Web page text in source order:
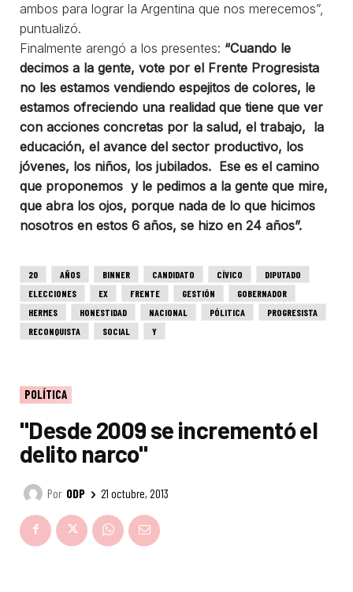
ambos para lograr la Argentina que nos merecemos”,
puntualizó.
Finalmente arengó a los presentes: “Cuando le
decimos a la gente, vote por el Frente Progresista
no les estamos vendiendo espejitos de colores, le
estamos ofreciendo una realidad que tiene que ver
con acciones concretas por la salud, el trabajo, la
educación, el avance del sector productivo, los
jóvenes, los niños, los jubilados. Ese es el camino
que proponemos y le pedimos a la gente que mire,
que abra los ojos, porque nada de lo que hicimos
nosotros en estos 6 años, se hizo en 24 años”.
20 AÑOS BINNER CANDIDATO CÍVICO
DIPUTADO
ELECCIONES
EX FRENTE GESTIÓN
GOBERNADOR
HERMES
HONESTIDAD NACIONAL PÓLITICA
PROGRESISTA
RECONQUISTA
SOCIAL Y